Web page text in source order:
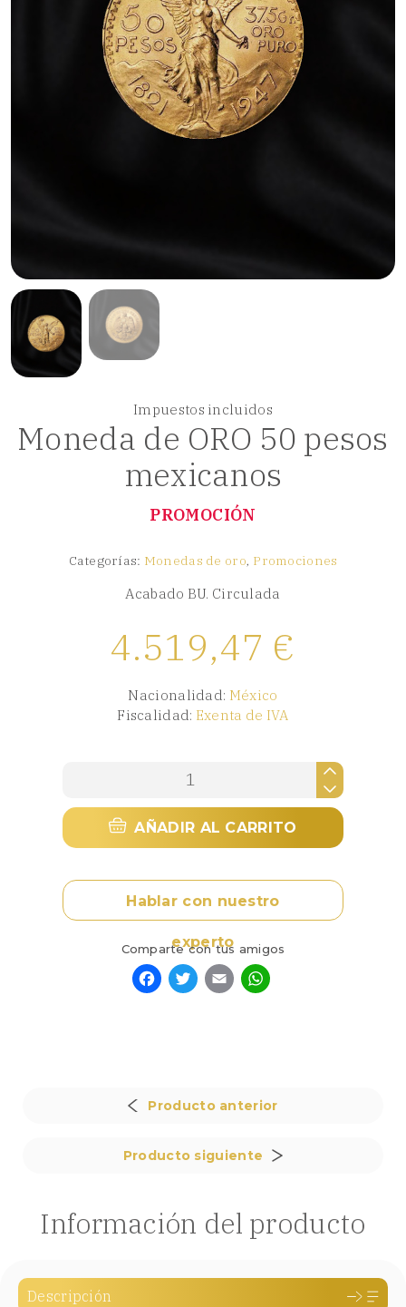
Moneda de ORO 50 pesos
mexicanos
PROMOCIÓN
4.519,47 €
Impuestos incluidos
Nacionalidad: México
Fiscalidad: Exenta de IVA
Acabado BU. Circulada
ORO
pesos
cantidad
AÑADIR AL CARRITO
Hablar con nuestro
experto
Comparte con tus amigos
FacebookTwitterEmail
Categorías: Monedas de oro, Promociones
Producto anterior
Información del producto
Producto siguiente
Descripción